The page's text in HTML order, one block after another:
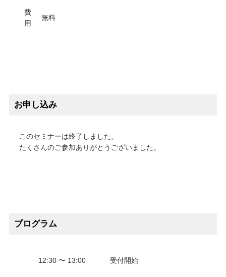
費
用
無料
お申し込み
このセミナーは終了しました。
たくさんのご参加ありがとうございました。
プログラム
12:30 〜 13:00 受付開始